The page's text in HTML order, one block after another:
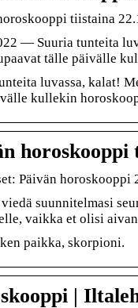
tiistaina
— Suuria tunteita
tälle päivälle
luvassa, kalat!
kullekin
horoskooppi
Päivän horoskooppi
suunnitelmasi
vaikka et olisi
paikka, skorpioni.
|